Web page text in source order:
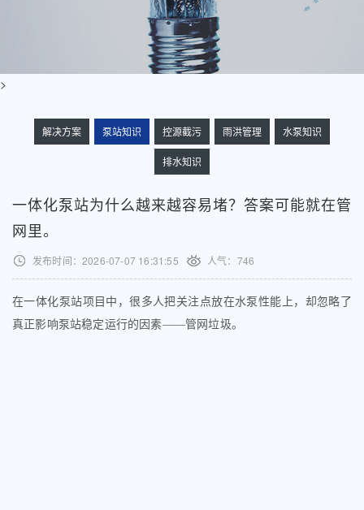
>
解决方案 泵站知识 控源截污 雨洪管理 水泵知识
排水知识
一体化泵站为什么越来越容易堵？答案可能就在管
网里。
发布时间：2026-07-07 16:31:55 人气： 746
在一体化泵站项目中，很多人把关注点放在水泵性能上，却忽略了
真正影响泵站稳定运行的因素——管网垃圾。